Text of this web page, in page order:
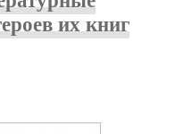
их книг